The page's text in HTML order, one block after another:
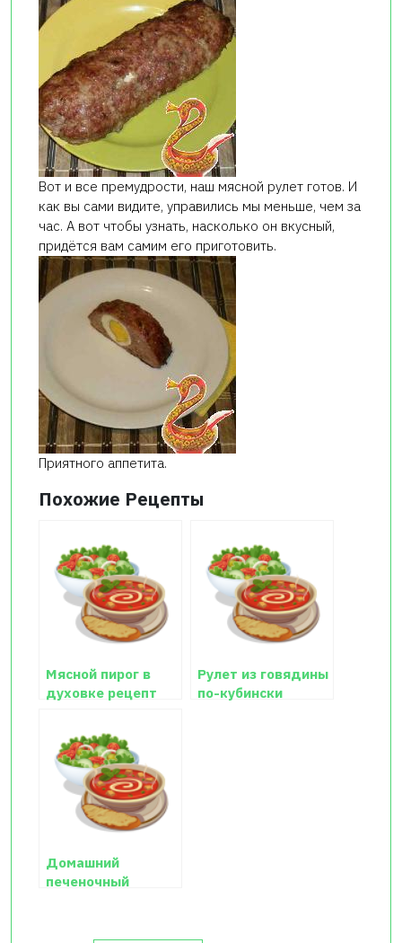
Вот и все премудрости, наш мясной рулет готов. И
как вы сами видите, управились мы меньше, чем за
час. А вот чтобы узнать, насколько он вкусный,
придётся вам самим его приготовить.
Приятного аппетита.
Похожие Рецепты
Мясной пирог в
духовке рецепт
Рулет из говядины
по-кубински
Домашний
печеночный